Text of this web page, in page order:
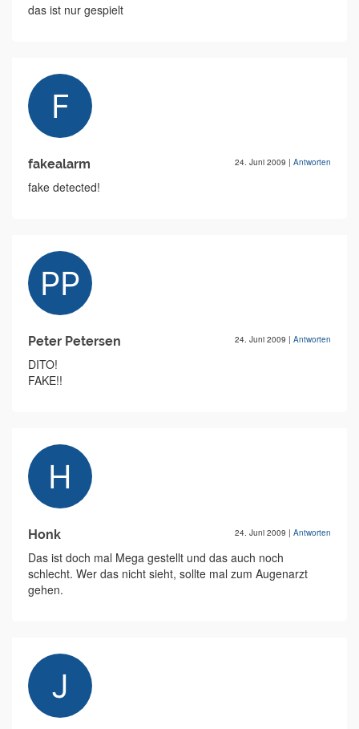
das ist nur gespielt
fakealarm 24. Juni 2009 | Antworten
fake detected!
Peter Petersen 24. Juni 2009 | Antworten
DITO!
FAKE!!
Honk 24. Juni 2009 | Antworten
Das ist doch mal Mega gestellt und das auch noch
schlecht. Wer das nicht sieht, sollte mal zum Augenarzt
gehen.